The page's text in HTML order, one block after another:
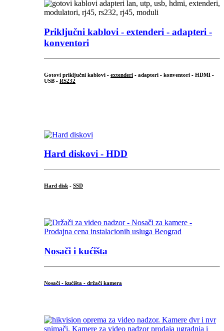
Priključni kablovi - extenderi - adapteri -
konventori
Gotovi priključni kablovi - extenderi - adapteri - konventori - HDMI -
USB - RS232
Hard diskovi - HDD
Hard disk - SSD
Nosači i kućišta
Nosači - kućišta - držači kamera